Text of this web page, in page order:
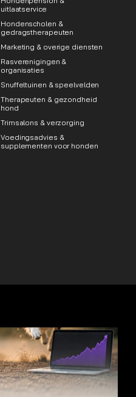
uitlaatservice
Hondenscholen &
gedragstherapeuten
Marketing & overige diensten
Rasverenigingen &
organisaties
Snuffeltuinen & speelvelden
Therapeuten & gezondheid
hond
Trimsalons & verzorging
Voedingsadvies &
supplementen voor honden